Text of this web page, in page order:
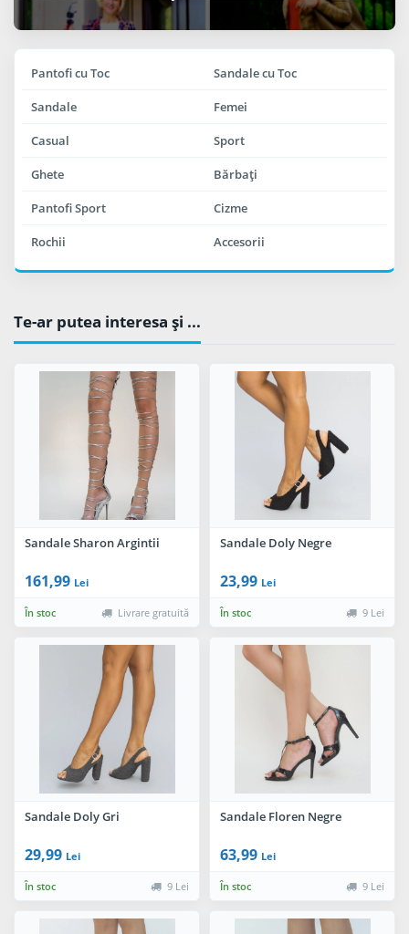
Pantofi cu Toc Sandale cu Toc
Sandale Femei
Casual Sport
Ghete Bărbaţi
Pantofi Sport Cizme
Rochii Accesorii
Te-ar putea interesa şi ...
Sandale Sharon Argintii
161,99 Lei
În stoc Livrare gratuită
Sandale Doly Negre
23,99 Lei
În stoc 9 Lei
Sandale Doly Gri
29,99 Lei
În stoc 9 Lei
Sandale Floren Negre
63,99 Lei
În stoc 9 Lei